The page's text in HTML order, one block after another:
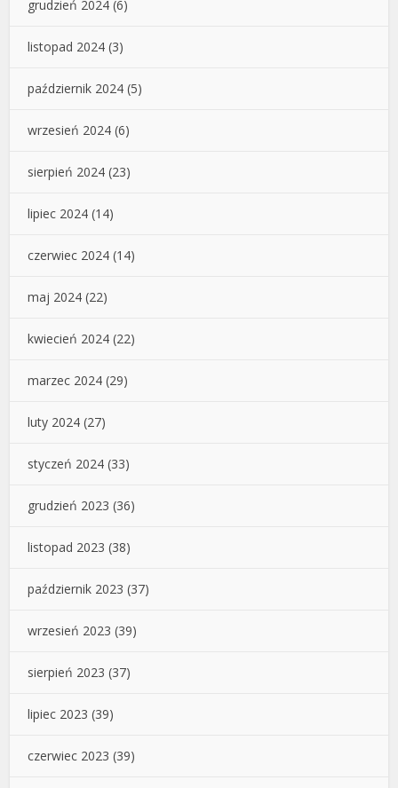
grudzień 2024 (6)
listopad 2024 (3)
październik 2024 (5)
wrzesień 2024 (6)
sierpień 2024 (23)
lipiec 2024 (14)
czerwiec 2024 (14)
maj 2024 (22)
kwiecień 2024 (22)
marzec 2024 (29)
luty 2024 (27)
styczeń 2024 (33)
grudzień 2023 (36)
listopad 2023 (38)
październik 2023 (37)
wrzesień 2023 (39)
sierpień 2023 (37)
lipiec 2023 (39)
czerwiec 2023 (39)